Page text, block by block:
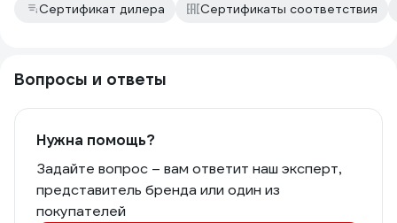
Сертификат дилера Сертификаты соответствия
Вопросы и ответы
Нужна помощь?
Задайте вопрос – вам ответит наш эксперт,
представитель бренда или один из
покупателей